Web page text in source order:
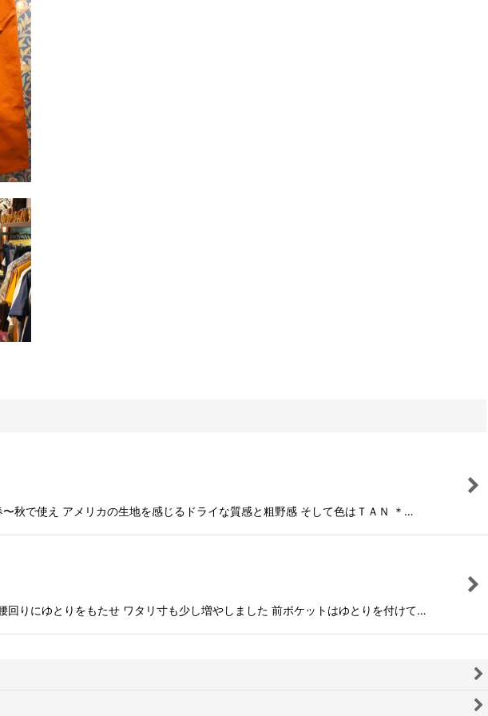
秋で使え アメリカの生地を感じるドライな質感と粗野感 そして色はＴＡＮ ＊…
りにゆとりをもたせ ワタリ寸も少し増やしました 前ポケットはゆとりを付けて…